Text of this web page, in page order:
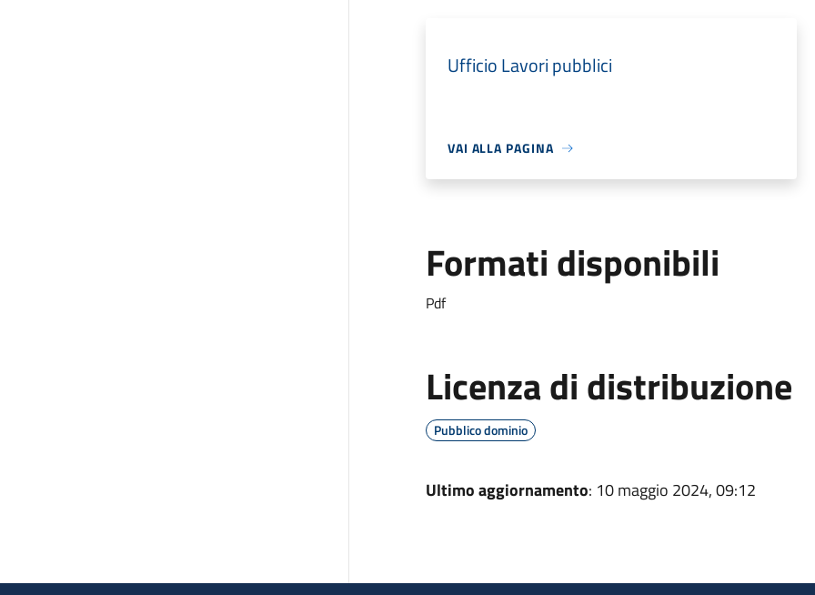
Ufficio Lavori pubblici
VAI ALLA PAGINA
Formati disponibili
Pdf
Licenza di distribuzione
Pubblico dominio
Ultimo aggiornamento: 10 maggio 2024, 09:12